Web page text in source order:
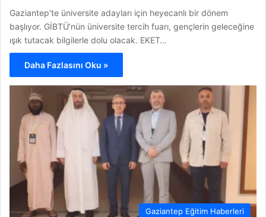
Gaziantep’te üniversite adayları için heyecanlı bir dönem
başlıyor. GİBTÜ’nün üniversite tercih fuarı, gençlerin geleceğine
ışık tutacak bilgilerle dolu olacak. EKET…
Daha Fazlasını Oku »
Gaziantep Eğitim Haberleri